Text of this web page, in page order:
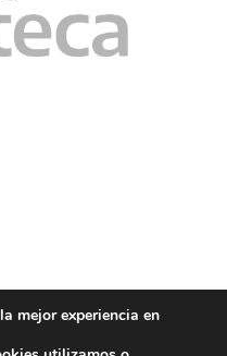
mejor experiencia en